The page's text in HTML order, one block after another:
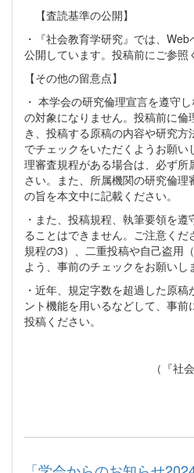
【査読基準の公開】
・『社会教育学研究』では、
公開しています。投稿前にご参照
【その他の留意点】
・ 本学会の研究倫理宣言を遵守
の対象になりません。投稿前に
き、投稿する原稿の内容や研究
でチェックをいただくようお願
理審査規程がある場合は、必ず
さい。また、所属機関の研究倫
の旨を本文中に記載ください。
・また、投稿規程、執筆要領を
ることはできません。ご注意く
規程の3）、二重投稿や自己盗用
よう、事前のチェックをお願いし
・近年、規定字数を超過した原
ント機能を用いるなどして、事
投稿ください。
（『社